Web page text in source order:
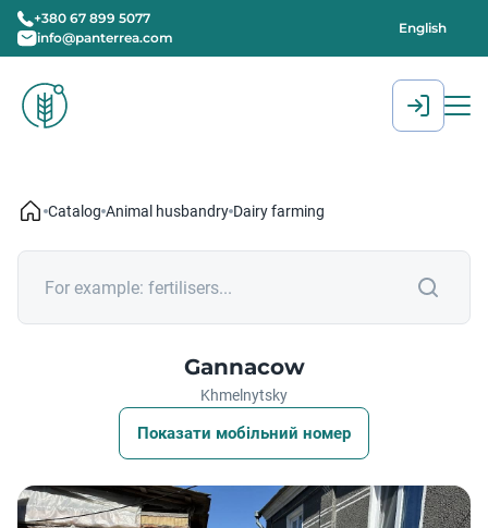
+380 67 899 5077
info@panterrea.com
English
Catalog Animal husbandry Dairy farming
Gannacow
Khmelnytsky
Показати мобільний номер